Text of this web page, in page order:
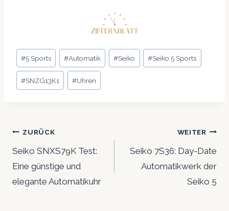
Schlagworte:
#5 Sports #Automatik #Seiko #Seiko 5 Sports
#SNZG13K1 #Uhren
Beitrags-
Navigation
ZURÜCK
Seiko SNXS79K Test:
Eine günstige und
elegante Automatikuhr
WEITER
Seiko 7S36: Day-Date
Automatikwerk der
Seiko 5